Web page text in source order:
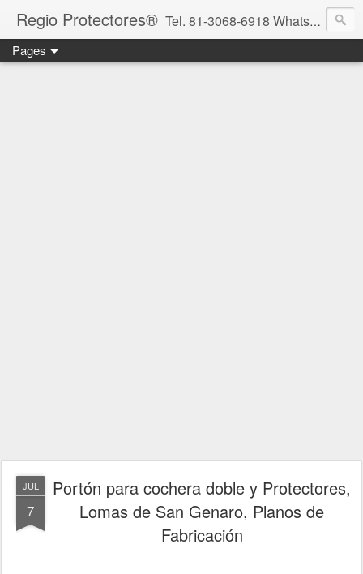
Regio Protectores® Tel. 81-3068-6918 WhatsApp 81-2636-2823 / 33-1145-3780 cotizacionregioprotectores@gmail.com / regioprotectores@gmail.com https://www.facebook.com/RegioProtectores/
Pages
JUL
7
Portón para cochera doble y Protectores,
Lomas de San Genaro, Planos de
Fabricación